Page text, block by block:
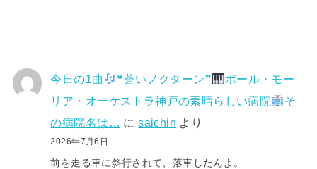
今日の1曲 ❝蒼いノクターン❞
ポール・モー
リア・オーケストラ神戸の素晴らしい病院
そ
の病院名は… にsaichin より
2026年7月6日
前を走る車に斜行されて、落車したんよ。